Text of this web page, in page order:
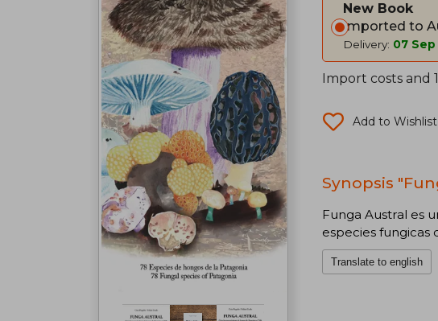
New Book
Imported to
Delivery: 07 Sep
Import costs and
Add to Wishlist
Synopsis
Funga Austral es
especies fungicas
Translate to english